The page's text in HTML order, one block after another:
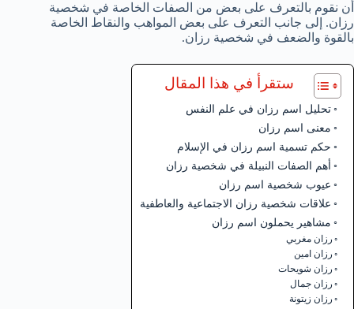
أن نقوم بالتعرف على بعض من الصفات الخاصة في شخصية
رزان. إلى جانب التعرف على بعض المواهب والنقاط الخاصة
بالقوة والضعف في شخصية رزان.
ستقرأ في هذا المقال
تحليل اسم رزان في علم النفس
معنى اسم رزان
حكم تسمية اسم رزان في الإسلام
أهم الصفات النبيلة في شخصية رزان
عيوب شخصية اسم رزان
علاقات شخصية رزان الاجتماعية والعاطفية
مشاهير يحملون اسم رزان
رزان مغربي
رزان امين
رزان شويحات
رزان جمال
رزان زيتونة